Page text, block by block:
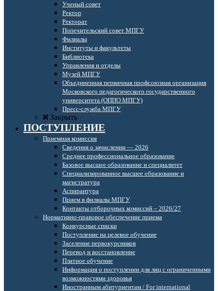
Ученый совет
Ректор
Ректорат
Попечительский совет МПГУ
Филиалы
Институты и факультеты
Библиотека
Управления и отделы
Музей МПГУ
Объединенная первичная профсоюзная организация
Московского педагогического государственного
университета (ОППО МПГУ)
Пресс-служба МПГУ
Закрыть
ПОСТУПЛЕНИЕ
Приемная комиссия
Сведения о зачислении — 2026
Среднее профессиональное образование
Базовое высшее образование и специалитет
Специализированное высшее образование и
магистратура
Аспирантура
Прием в филиалы МПГУ
Контакты отборочных комиссий – 2026/27
Нормативно-правовое обеспечение приема
Конкурсные списки
Поступление на целевое обучение
Заселение первокурсников
Перевод и восстановление
Платное обучение
Информация о поступлении для лиц с ограниченными
возможностями здоровья
Иностранным абитуриентам / For international